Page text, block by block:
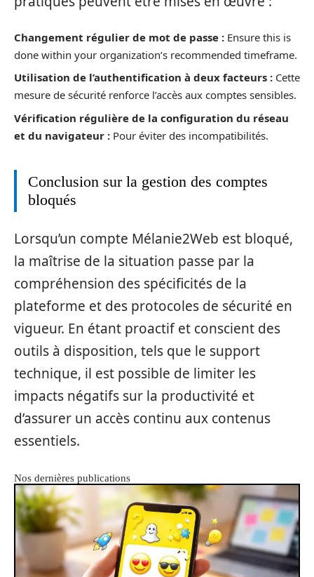
Changement régulier de mot de passe : Ensure this is
done within your organization’s recommended timeframe.
Utilisation de l’authentification à deux facteurs : Cette
mesure de sécurité renforce l’accès aux comptes sensibles.
Vérification régulière de la configuration du réseau
et du navigateur : Pour éviter des incompatibilités.
Conclusion sur la gestion des comptes
bloqués
Lorsqu’un compte Mélanie2Web est bloqué,
la maîtrise de la situation passe par la
compréhension des spécificités de la
plateforme et des protocoles de sécurité en
vigueur. En étant proactif et conscient des
outils à disposition, tels que le support
technique, il est possible de limiter les
impacts négatifs sur la productivité et
d’assurer un accès continu aux contenus
essentiels.
Nos dernières publications